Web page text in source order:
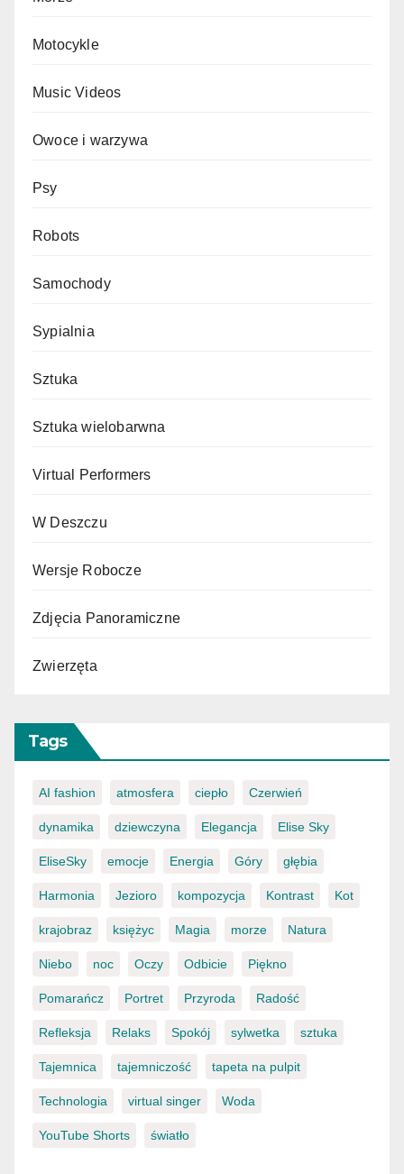
Motocykle
Music Videos
Owoce i warzywa
Psy
Robots
Samochody
Sypialnia
Sztuka
Sztuka wielobarwna
Virtual Performers
W Deszczu
Wersje Robocze
Zdjęcia Panoramiczne
Zwierzęta
Tags
AI fashion atmosfera ciepło Czerwień
dynamika dziewczyna Elegancja Elise Sky
EliseSky emocje Energia Góry głębia
Harmonia Jezioro kompozycja Kontrast Kot
krajobraz księżyc Magia morze Natura
Niebo noc Oczy Odbicie Piękno
Pomarańcz Portret Przyroda Radość
Refleksja Relaks Spokój sylwetka sztuka
Tajemnica tajemniczość tapeta na pulpit
Technologia virtual singer Woda
YouTube Shorts światło